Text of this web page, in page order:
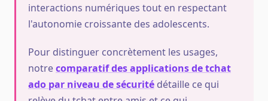
interactions numériques tout en respectant
l'autonomie croissante des adolescents.
Pour distinguer concrètement les usages,
notrecomparatif des applications de tchat
ado par niveau de sécurité détaille ce qui